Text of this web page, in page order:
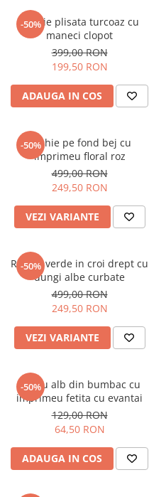
-50%
Rochie plisata turcoaz cu
maneci clopot
399,00 RON
199,50 RON
ADAUGA IN COS
-50%
Rochie pe fond bej cu
imprimeu floral roz
499,00 RON
249,50 RON
VEZI VARIANTE
-50%
Rochie verde in croi drept cu
dungi albe curbate
499,00 RON
249,50 RON
VEZI VARIANTE
-50%
Tricou alb din bumbac cu
imprimeu fetita cu evantai
129,00 RON
64,50 RON
ADAUGA IN COS